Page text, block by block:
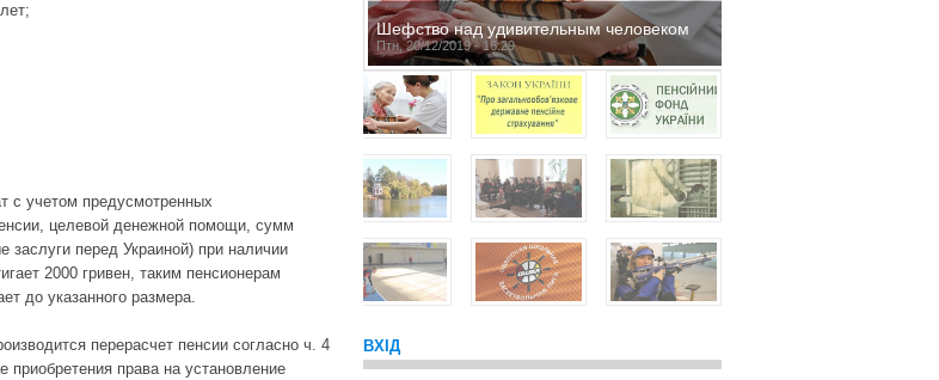
с учетом предусмотренных
целевой денежной помощи, сумм
заслуги перед Украиной) при наличии
2000 гривен, таким пенсионерам
до указанного размера.
перерасчет пенсии согласно ч. 4
права на установление
Шефство над удивительным человеком
Птн, 20/12/2019 - 16:29
ВХІД